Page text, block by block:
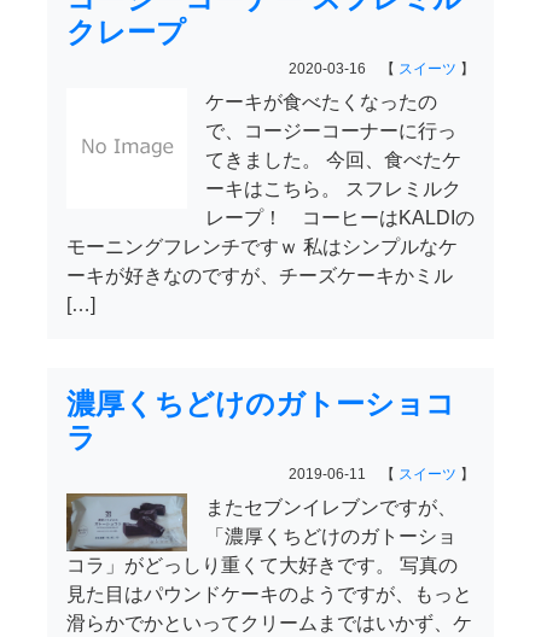
クレープ
2020-03-16 【 スイーツ 】
ケーキが食べたくなったの
で、コージーコーナーに行っ
てきました。 今回、食べたケ
ーキはこちら。 スフレミルク
レープ！ コーヒーはKALDIの
モーニングフレンチですｗ 私はシンプルなケ
ーキが好きなのですが、チーズケーキかミル
[…]
濃厚くちどけのガトーショコ
ラ
2019-06-11 【 スイーツ 】
またセブンイレブンですが、
「濃厚くちどけのガトーショ
コラ」がどっしり重くて大好きです。 写真の
見た目はパウンドケーキのようですが、もっと
滑らかでかといってクリームまではいかず、ケ